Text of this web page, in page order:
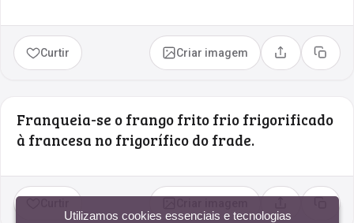
Curtir Criar imagem Compartilhar
Copiar
Franqueia-se o frango frito frio frigorificado
à francesa no frigorífico do frade.
Compartilhar
Copiar
Utilizamos cookies essenciais e tecnologias